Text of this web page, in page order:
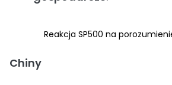
Reakcja SP500 na
Chiny